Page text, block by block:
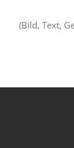
(Bild, Text,